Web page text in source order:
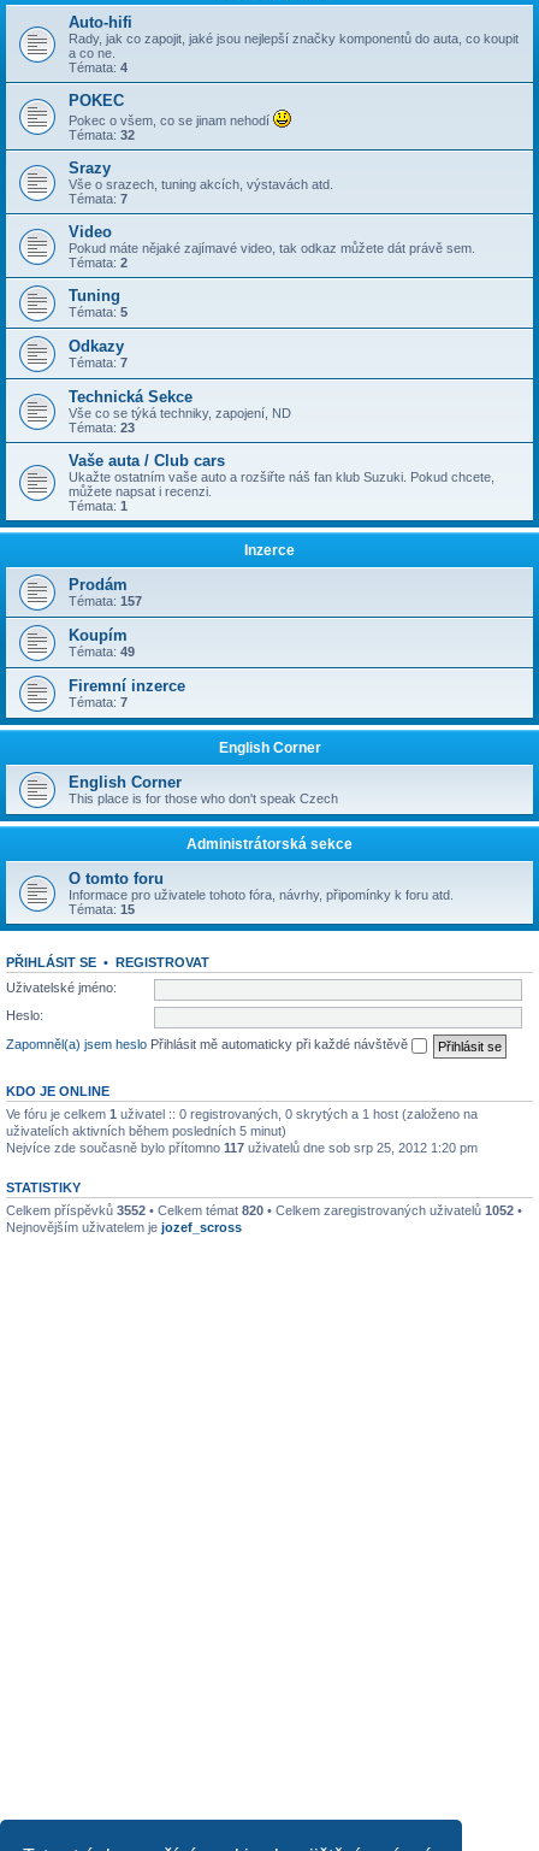
Auto-hifi
Rady, jak co zapojit, jaké jsou nejlepší značky komponentů do auta, co koupit
a co ne.
Témata: 4
POKEC
Pokec o všem, co se jinam nehodí
Témata: 32
Srazy
Vše o srazech, tuning akcích, výstavách atd.
Témata: 7
Video
Pokud máte nějaké zajímavé video, tak odkaz můžete dát právě sem.
Témata: 2
Tuning
Témata: 5
Odkazy
Témata: 7
Technická Sekce
Vše co se týká techniky, zapojení, ND
Témata: 23
Vaše auta / Club cars
Ukažte ostatním vaše auto a rozšiřte náš fan klub Suzuki. Pokud chcete,
můžete napsat i recenzi.
Témata: 1
Inzerce
Prodám
Témata: 157
Koupím
Témata: 49
Firemní inzerce
Témata: 7
English Corner
English Corner
This place is for those who don't speak Czech
Administrátorská sekce
O tomto foru
Informace pro uživatele tohoto fóra, návrhy, připomínky k foru atd.
Témata: 15
PŘIHLÁSIT SE • REGISTROVAT
Uživatelské jméno:
Heslo:
Zapomněl(a) jsem heslo Přihlásit mě automaticky při každé návštěvě
KDO JE ONLINE
Ve fóru je celkem 1 uživatel :: 0 registrovaných, 0 skrytých a 1 host (založeno na
uživatelích aktivních během posledních 5 minut)
Nejvíce zde současně bylo přítomno 117 uživatelů dne sob srp 25, 2012 1:20 pm
STATISTIKY
Celkem příspěvků 3552 • Celkem témat 820 • Celkem zaregistrovaných uživatelů 1052 •
Nejnovějším uživatelem je jozef_scross